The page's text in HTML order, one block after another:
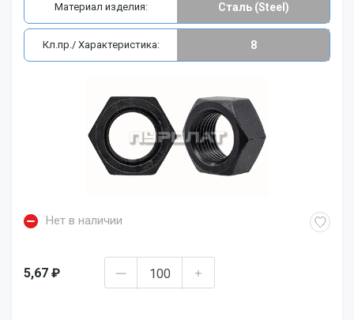
Нет в наличии
5,67 ₽
Материал изделия: Сталь (Steel)
Кл.пр./ Характеристика: 8